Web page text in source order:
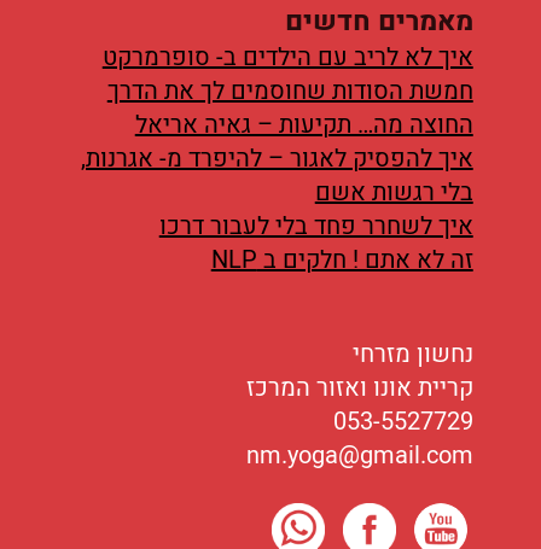
מאמרים חדשים
איך לא לריב עם הילדים ב- סופרמרקט
חמשת הסודות שחוסמים לך את הדרך
החוצה מה… תקיעות – גאיה אריאל
איך להפסיק לאגור – להיפרד מ- אגרנות,
בלי רגשות אשם
איך לשחרר פחד בלי לעבור דרכו
זה לא אתם ! חלקים ב NLP
נחשון מזרחי
קריית אונו ואזור המרכז
053-5527729
nm.yoga@gmail.com